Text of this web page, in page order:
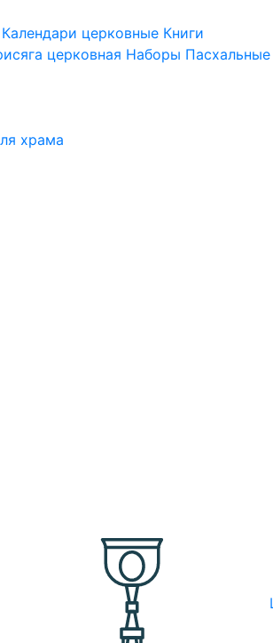
Календари церковные Книги
церковная Наборы Пасхальные
храма